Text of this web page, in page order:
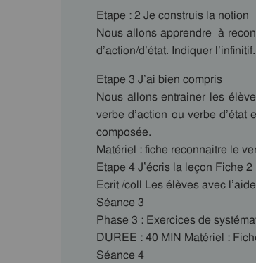
Etape : 2 Je construis la notion
Nous allons apprendre à
d’action/d’état. Indiquer l’infinitif.
Etape 3 J’ai bien compris
Nous allons entrainer les
verbe d’action ou verbe
composée.
Matériel : fiche reconnaitre le
Etape 4 J’écris la leçon Fiche 2
Ecrit /coll Les élèves avec
Séance 3
Phase 3 : Exercices de
DUREE : 40 MIN Matériel :
Séance 4